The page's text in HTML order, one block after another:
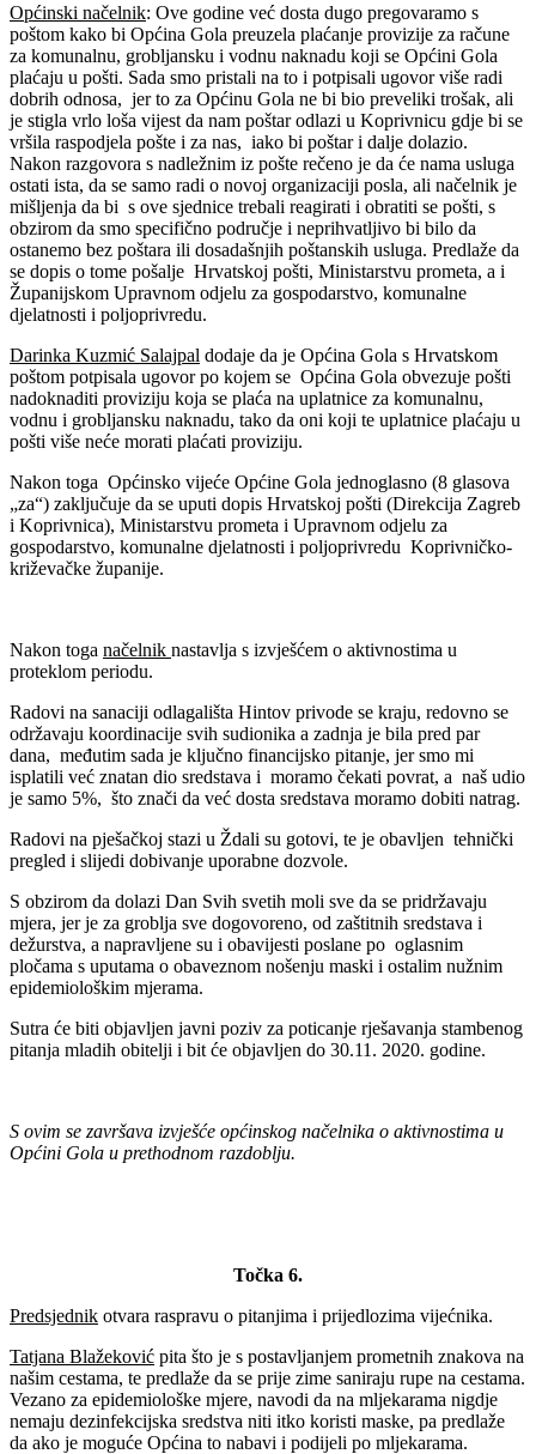
Općinski načelnik: Ove godine već dosta dugo pregovaramo s
poštom kako bi Općina Gola preuzela plaćanje provizije za račune
za komunalnu, grobljansku i vodnu naknadu koji se Općini Gola
plaćaju u pošti. Sada smo pristali na to i potpisali ugovor više radi
dobrih odnosa, jer to za Općinu Gola ne bi bio preveliki trošak, ali
je stigla vrlo loša vijest da nam poštar odlazi u Koprivnicu gdje bi se
vršila raspodjela pošte i za nas, iako bi poštar i dalje dolazio.
Nakon razgovora s nadležnim iz pošte rečeno je da će nama usluga
ostati ista, da se samo radi o novoj organizaciji posla, ali načelnik je
mišljenja da bi s ove sjednice trebali reagirati i obratiti se pošti, s
obzirom da smo specifično područje i neprihvatljivo bi bilo da
ostanemo bez poštara ili dosadašnjih poštanskih usluga. Predlaže da
se dopis o tome pošalje Hrvatskoj pošti, Ministarstvu prometa, a i
Županijskom Upravnom odjelu za gospodarstvo, komunalne
djelatnosti i poljoprivredu.
Darinka Kuzmić Salajpal dodaje da je Općina Gola s Hrvatskom
poštom potpisala ugovor po kojem se Općina Gola obvezuje pošti
nadoknaditi proviziju koja se plaća na uplatnice za komunalnu,
vodnu i grobljansku naknadu, tako da oni koji te uplatnice plaćaju u
pošti više neće morati plaćati proviziju.
Nakon toga Općinsko vijeće Općine Gola jednoglasno (8 glasova
„za“) zaključuje da se uputi dopis Hrvatskoj pošti (Direkcija Zagreb
i Koprivnica), Ministarstvu prometa i Upravnom odjelu za
gospodarstvo, komunalne djelatnosti i poljoprivredu Koprivničko-
križevačke županije.
Nakon toga načelnik nastavlja s izvješćem o aktivnostima u
proteklom periodu.
Radovi na sanaciji odlagališta Hintov privode se kraju, redovno se
održavaju koordinacije svih sudionika a zadnja je bila pred par
dana, međutim sada je ključno financijsko pitanje, jer smo mi
isplatili već znatan dio sredstava i moramo čekati povrat, a naš udio
je samo 5%, što znači da već dosta sredstava moramo dobiti natrag.
Radovi na pješačkoj stazi u Ždali su gotovi, te je obavljen tehnički
pregled i slijedi dobivanje uporabne dozvole.
S obzirom da dolazi Dan Svih svetih moli sve da se pridržavaju
mjera, jer je za groblja sve dogovoreno, od zaštitnih sredstava i
dežurstva, a napravljene su i obavijesti poslane po oglasnim
pločama s uputama o obaveznom nošenju maski i ostalim nužnim
epidemiološkim mjerama.
Sutra će biti objavljen javni poziv za poticanje rješavanja stambenog
pitanja mladih obitelji i bit će objavljen do 30.11. 2020. godine.
S ovim se završava izvješće općinskog načelnika o aktivnostima u
Općini Gola u prethodnom razdoblju.
Točka 6.
Predsjednik otvara raspravu o pitanjima i prijedlozima vijećnika.
Tatjana Blažeković pita što je s postavljanjem prometnih znakova na
našim cestama, te predlaže da se prije zime saniraju rupe na cestama.
Vezano za epidemiološke mjere, navodi da na mljekarama nigdje
nemaju dezinfekcijska sredstva niti itko koristi maske, pa predlaže
da ako je moguće Općina to nabavi i podijeli po mljekarama.